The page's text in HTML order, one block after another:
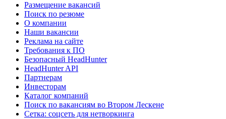
Размещение вакансий
Поиск по резюме
О компании
Наши вакансии
Реклама на сайте
Требования к ПО
Безопасный HeadHunter
HeadHunter API
Партнерам
Инвесторам
Каталог компаний
Поиск по вакансиям во Втором Лескене
Сетка: соцсеть для нетворкинга